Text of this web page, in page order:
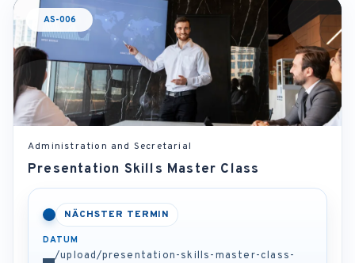
AS-006
Administration and Secretarial
Presentation Skills Master Class
NÄCHSTER TERMIN
DATUM
/upload/presentation-skills-master-class-